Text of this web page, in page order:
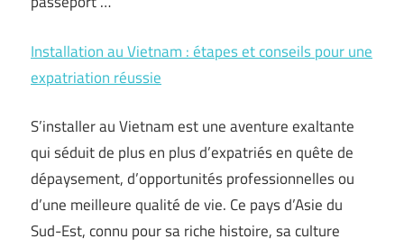
Installation au Vietnam : étapes et conseils pour une
expatriation réussie
S’installer au Vietnam est une aventure exaltante
qui séduit de plus en plus d’expatriés en quête de
dépaysement, d’opportunités professionnelles ou
d’une meilleure qualité de vie. Ce pays d’Asie du
Sud-Est, connu pour sa riche histoire, sa culture